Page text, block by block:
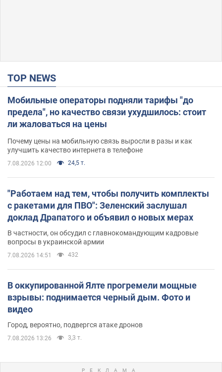
TOP NEWS
Мобильные операторы подняли тарифы "до
предела", но качество связи ухудшилось: стоит
ли жаловаться на цены
Почему цены на мобильную связь выросли в разы и как
улучшить качество интернета в телефоне
7.08.2026 12:00 24,5 т.
"Работаем над тем, чтобы получить комплекты
с ракетами для ПВО": Зеленский заслушал
доклад Драпатого и объявил о новых мерах
В частности, он обсудил с главнокомандующим кадровые
вопросы в украинской армии
7.08.2026 14:51 432
В оккупированной Ялте прогремели мощные
взрывы: поднимается черный дым. Фото и
видео
Город, вероятно, подвергся атаке дронов
7.08.2026 13:26 3,3 т.